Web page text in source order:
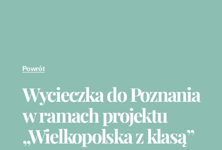
Powrót
Wycieczka do Poznania
w ramach projektu
„Wielkopolska z klasą”